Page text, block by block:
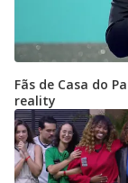
Fãs de Casa do
reality